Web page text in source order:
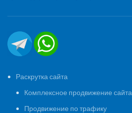
Раскрутка сайта
Комплексное продвижение сайта
Продвижение по трафику